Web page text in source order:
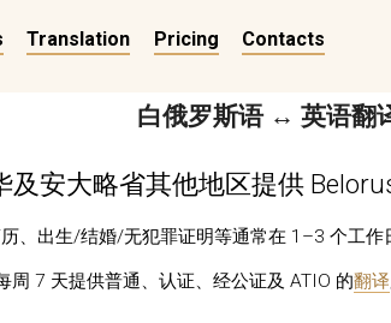
Translation Pricing Contacts
白俄罗斯语 ↔ 英语翻
安大略省其他地区提供
、出生/结婚/无犯罪证明等通常在 1–3 个工作
周 7 天提供普通、认证、经公证及 ATIO 的翻译